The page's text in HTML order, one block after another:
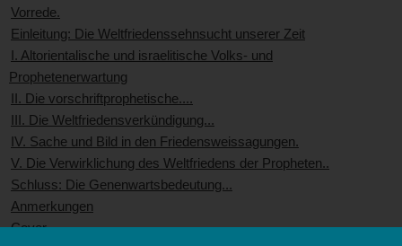
Vorrede.
Einleitung: Die Weltfriedenssehnsucht unserer Zeit
I. Altorientalische und israelitische Volks- und
Prophetenerwartung
II. Die vorschriftprophetische....
III. Die Weltfriedensverkündigung...
IV. Sache und Bild in den Friedensweissagungen.
V. Die Verwirklichung des Weltfriedens der Propheten..
Schluss: Die Genenwartsbedeutung...
Anmerkungen
Cover